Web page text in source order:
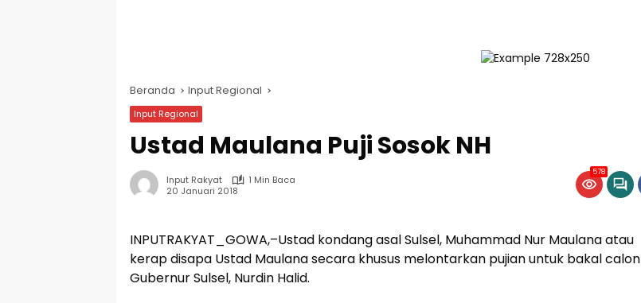
Beranda Input Regional
Input Regional
Ustad Maulana Puji Sosok NH
Input Rakyat
1 Min Baca
20 Januari 2018
578
INPUTRAKYAT_GOWA,–Ustad kondang asal Sulsel, Muhammad Nur Maulana atau
kerap disapa Ustad Maulana secara khusus melontarkan pujian untuk bakal calon
Gubernur Sulsel, Nurdin Halid.